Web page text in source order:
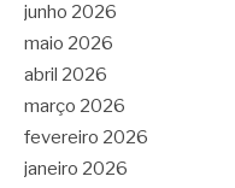
junho 2026
maio 2026
abril 2026
março 2026
fevereiro 2026
janeiro 2026